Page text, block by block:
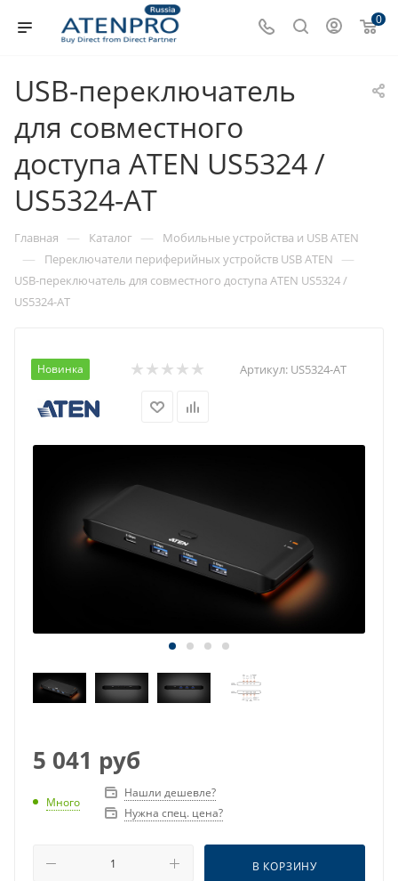
0
USB-переключатель
для совместного
доступа ATEN US5324 /
US5324-AT
Главная — Каталог — Мобильные устройства и USB ATEN
— Переключатели периферийных устройств USB ATEN —
USB-переключатель для совместного доступа ATEN US5324 /
US5324-AT
Новинка Артикул: US5324-AT
5 041 руб
Много
Нашли дешевле?
Нужна спец. цена?
В КОРЗИНУ